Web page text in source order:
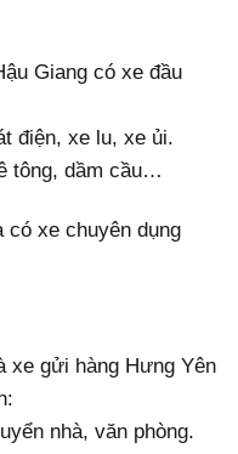
Giang có xe đầu
điện, xe lu, xe ủi.
tông, dầm cầu…
có xe chuyên dụng
xe gửi hàng Hưng Yên
nhà, văn phòng.